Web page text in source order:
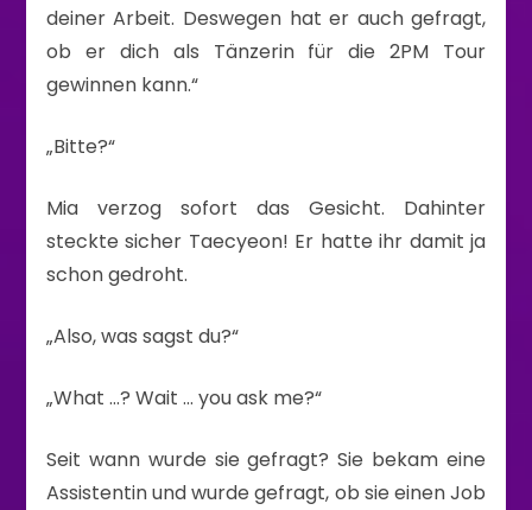
deiner Arbeit. Deswegen hat er auch gefragt,
ob er dich als Tänzerin für die 2PM Tour
gewinnen kann.“
„Bitte?“
Mia verzog sofort das Gesicht. Dahinter
steckte sicher Taecyeon! Er hatte ihr damit ja
schon gedroht.
„Also, was sagst du?“
„What …? Wait … you ask me?“
Seit wann wurde sie gefragt? Sie bekam eine
Assistentin und wurde gefragt, ob sie einen Job